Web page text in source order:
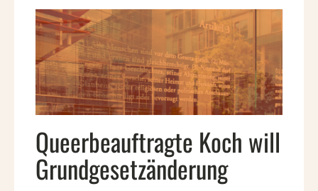
Queerbeauftragte Koch will
Grundgesetzänderung